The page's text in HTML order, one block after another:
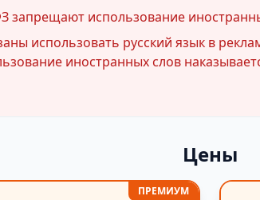
использование
использовать русский язык в
иностранных слов
Цены
ПРЕМИУМ